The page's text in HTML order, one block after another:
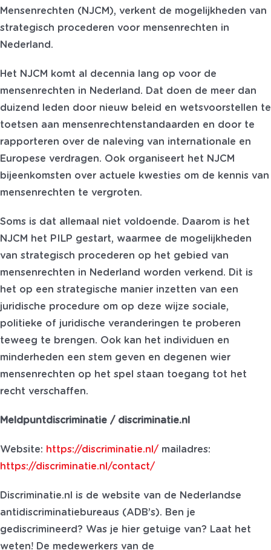
Mensenrechten (NJCM), verkent de mogelijkheden van
strategisch procederen voor mensenrechten in
Nederland.
Het NJCM komt al decennia lang op voor de
mensenrechten in Nederland. Dat doen de meer dan
duizend leden door nieuw beleid en wetsvoorstellen te
toetsen aan mensenrechtenstandaarden en door te
rapporteren over de naleving van internationale en
Europese verdragen. Ook organiseert het NJCM
bijeenkomsten over actuele kwesties om de kennis van
mensenrechten te vergroten.
Soms is dat allemaal niet voldoende. Daarom is het
NJCM het PILP gestart, waarmee de mogelijkheden
van strategisch procederen op het gebied van
mensenrechten in Nederland worden verkend. Dit is
het op een strategische manier inzetten van een
juridische procedure om op deze wijze sociale,
politieke of juridische veranderingen te proberen
teweeg te brengen. Ook kan het individuen en
minderheden een stem geven en degenen wier
mensenrechten op het spel staan toegang tot het
recht verschaffen.
Meldpuntdiscriminatie / discriminatie.nl
Website: https://discriminatie.nl/mailadres:
https://discriminatie.nl/contact/
Discriminatie.nl is de website van de Nederlandse
antidiscriminatiebureaus (ADB’s). Ben je
gediscrimineerd? Was je hier getuige van? Laat het
weten! De medewerkers van de